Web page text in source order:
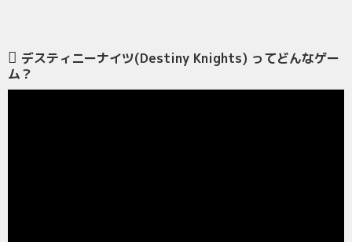
デスティニーナイツ(Destiny Knights) ってどんなゲー
ム？